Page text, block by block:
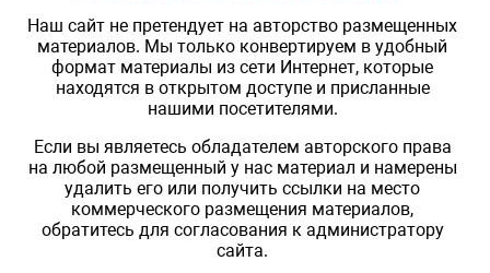
Наш сайт не претендует на авторство размещенных
материалов. Мы только конвертируем в удобный
формат материалы из сети Интернет, которые
находятся в открытом доступе и присланные
нашими посетителями.
Если вы являетесь обладателем авторского права
на любой размещенный у нас материал и намерены
удалить его или получить ссылки на место
коммерческого размещения материалов,
обратитесь для согласования к администратору
сайта.